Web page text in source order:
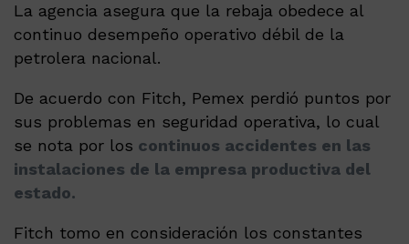
La agencia asegura que la rebaja obedece al
continuo desempeño operativo débil de la
petrolera nacional.
De acuerdo con Fitch, Pemex perdió puntos por
sus problemas en seguridad operativa, lo cual
se nota por los continuos accidentes en las
instalaciones de la empresa productiva del
estado.
Fitch tomo en consideración los constantes